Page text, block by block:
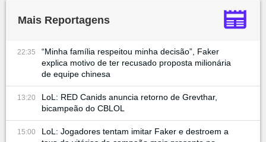
Mais Reportagens
22:35
“Minha família respeitou minha decisão”, Faker
explica motivo de ter recusado proposta milionária
de equipe chinesa
13:20
LoL: RED Canids anuncia retorno de Grevthar,
bicampeão do CBLOL
15:00
LoL: Jogadores tentam imitar Faker e destroem a